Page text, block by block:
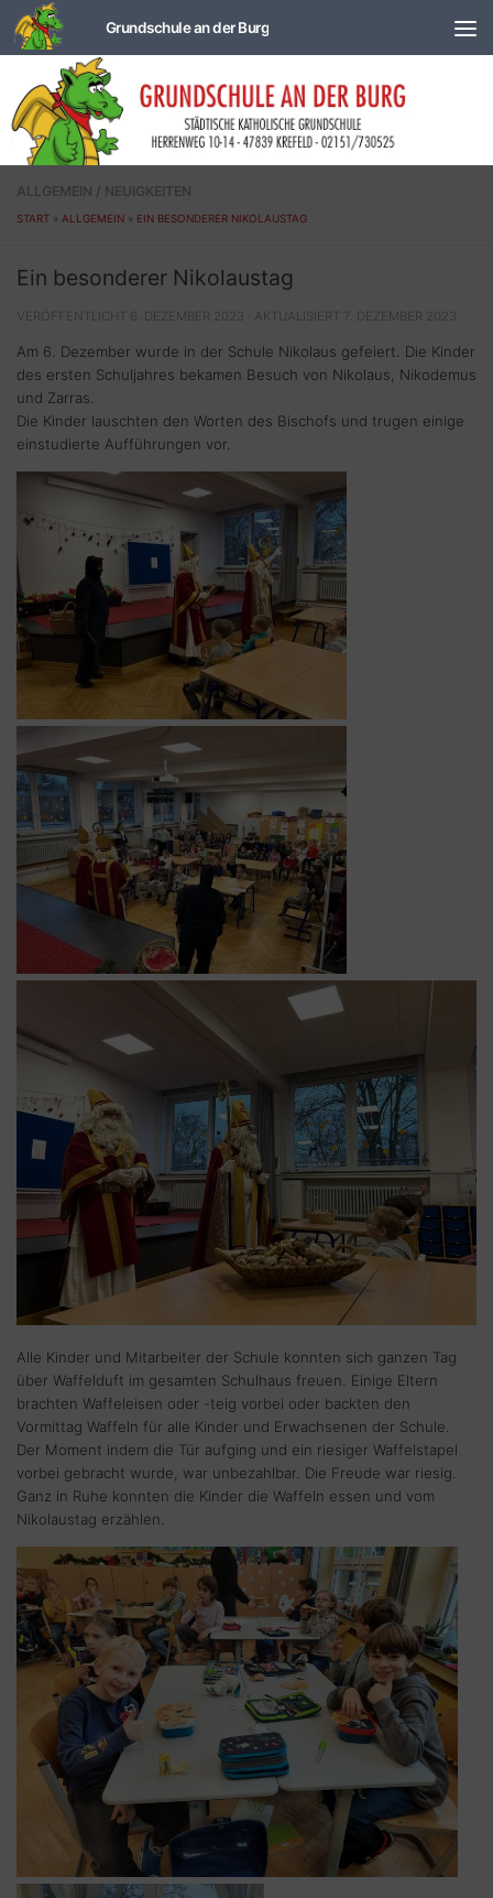
Zum Inhalt springen
ALLGEMEIN / NEUIGKEITEN
START » ALLGEMEIN » EIN BESONDERER NIKOLAUSTAG
Ein besonderer Nikolaustag
VERÖFFENTLICHT 6. DEZEMBER 2023 · AKTUALISIERT 7. DEZEMBER 2023
Am 6. Dezember wurde in der Schule Nikolaus gefeiert. Die Kinder
des ersten Schuljahres bekamen Besuch von Nikolaus, Nikodemus
und Zarras.
Die Kinder lauschten den Worten des Bischofs und trugen einige
einstudierte Aufführungen vor.
Alle Kinder und Mitarbeiter der Schule konnten sich ganzen Tag
über Waffelduft im gesamten Schulhaus freuen. Einige Eltern
brachten Waffeleisen oder -teig vorbei oder backten den
Vormittag Waffeln für alle Kinder und Erwachsenen der Schule.
Der Moment indem die Tür aufging und ein riesiger Waffelstapel
vorbei gebracht wurde, war unbezahlbar. Die Freude war riesig.
Ganz in Ruhe konnten die Kinder die Waffeln essen und vom
Nikolaustag erzählen.